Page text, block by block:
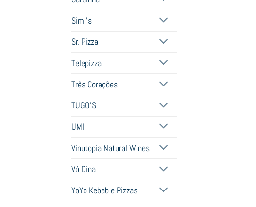
Simi's
Sr. Pizza
Telepizza
Três Corações
TUGO'S
UMI
Vinutopia Natural Wines
Vó Dina
YoYo Kebab e Pizzas